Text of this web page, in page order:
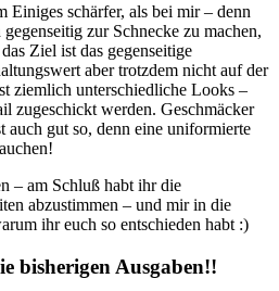
Einiges schärfer, als bei mir – denn
zur Schnecke zu machen,
Ziel ist das gegenseitige
aber trotzdem nicht auf der
ziemlich unterschiedliche Looks –
zugeschickt werden. Geschmäcker
auch gut so, denn eine uniformierte
– am Schluß habt ihr die
abzustimmen – und mir in die
ihr euch so entschieden habt :)
bisherigen Ausgaben!!